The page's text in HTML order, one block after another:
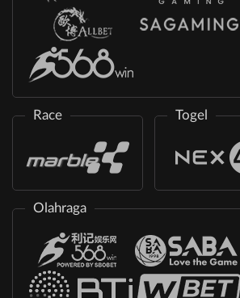
Race Togel
Olahraga